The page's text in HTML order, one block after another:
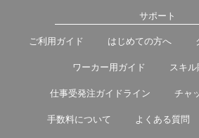
サポート
ご利用ガイド はじめての方へ
ワーカー用ガイド スキル
仕事受発注ガイドライン チャ
手数料について よくある質問